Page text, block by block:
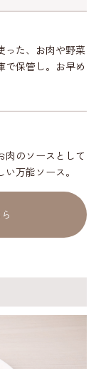
った、お肉や野菜
で保管し。お早め
肉のソースとして
万能ソース。